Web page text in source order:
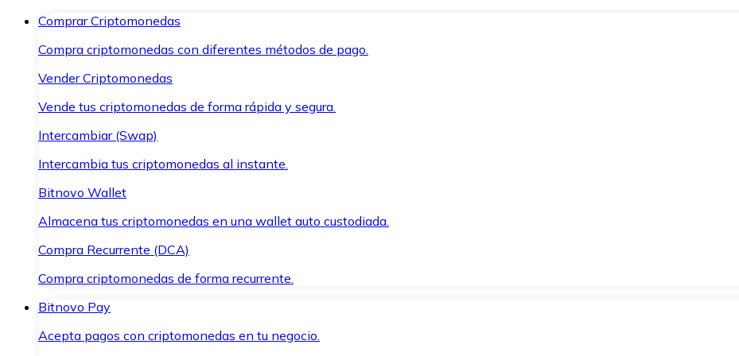
Comprar Criptomonedas
Compra criptomonedas con diferentes métodos de pago.
Vender Criptomonedas
Vende tus criptomonedas de forma rápida y segura.
Intercambiar (Swap)
Intercambia tus criptomonedas al instante.
Bitnovo Wallet
Almacena tus criptomonedas en una wallet auto custodiada.
Compra Recurrente (DCA)
Compra criptomonedas de forma recurrente.
Bitnovo Pay
Acepta pagos con criptomonedas en tu negocio.